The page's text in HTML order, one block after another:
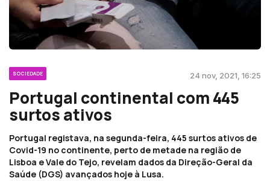
SOCIEDADE 24 nov, 2021, 16:25
Portugal continental com 445
surtos ativos
Portugal registava, na segunda-feira, 445 surtos ativos de
Covid-19 no continente, perto de metade na região de
Lisboa e Vale do Tejo, revelam dados da Direção-Geral da
Saúde (DGS) avançados hoje à Lusa.